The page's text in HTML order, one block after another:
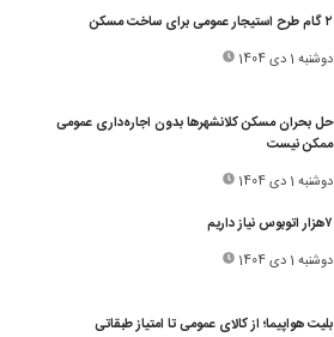
۲ گام طرح استیجار عمومی برای ساخت مسکن
دوشنبه 1 دی 1404
حل بحران مسکن کلانشهرها بدون اجاره‌داری عمومی
ممکن نیست
دوشنبه 1 دی 1404
۷هزار اتوبوس نیاز داریم
دوشنبه 1 دی 1404
بلیت هواپیما؛ از کالای عمومی تا امتیاز طبقاتی